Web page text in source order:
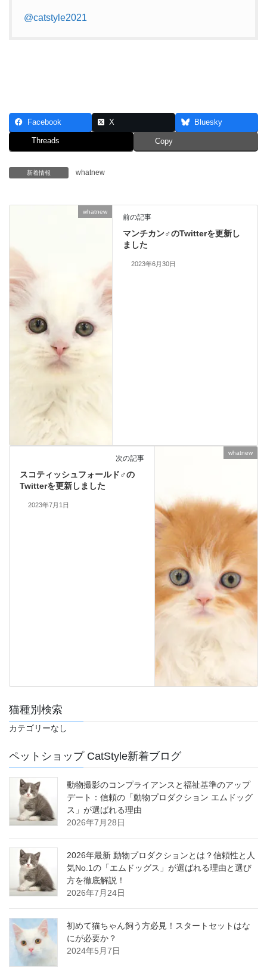
@catstyle2021
Facebook X Bluesky
Threads Copy
新着情報 whatnew
whatnew
前の記事
マンチカン♂のTwitterを更新し
ました
2023年6月30日
whatnew
次の記事
スコティッシュフォールド♂の
Twitterを更新しました
2023年7月1日
猫種別検索
カテゴリーなし
ペットショップ CatStyle新着ブログ
動物撮影のコンプライアンスと福祉基準のアップ
デート：信頼の「動物プロダクション エムドッグ
ス」が選ばれる理由
2026年7月28日
2026年最新 動物プロダクションとは？信頼性と人
気No.1の「エムドッグス」が選ばれる理由と選び
方を徹底解説！
2026年7月24日
初めて猫ちゃん飼う方必見！スタートセットはな
にが必要か？
2024年5月7日